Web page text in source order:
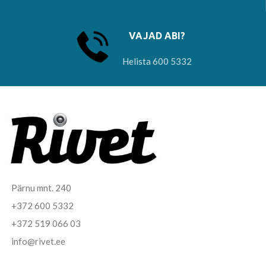
VAJAD ABI?
Helista 600 5332
Pärnu mnt. 240
+372 600 5332
+372 519 066 03
info@rivet.ee